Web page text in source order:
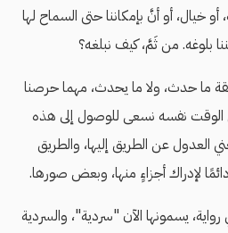
أو خيال، أو أنَّ بإمكاننا حتى السماح لها
بلوغه. من ثَمَّ، كيف نبلغه؟
ما حدث، ولا ما يحدث، مهما حرصنا
الوقت نفسه نسعى للوصول إلى هذه
العدول عن الطريق إليها، والطريق
لإدراك أجزاءٍ منها، وبعض صورها.
يسمونها الآن "سردية"، والسردية